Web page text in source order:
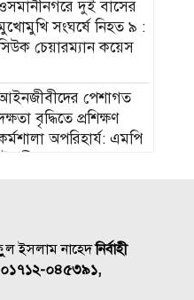
দুই বাসের
সংঘর্ষে নিহত ৯ :
চেয়ারম্যান কয়েস
পেশাগত
বৃদ্ধিতে প্রশিক্ষণ
অপরিহার্য: এমপি
উপসর্গে আরও ৩
শিশুর মৃত্যু
ইসলাম নাহেদনির্বাহী
০১৭১২-০৪৫৩৯১,